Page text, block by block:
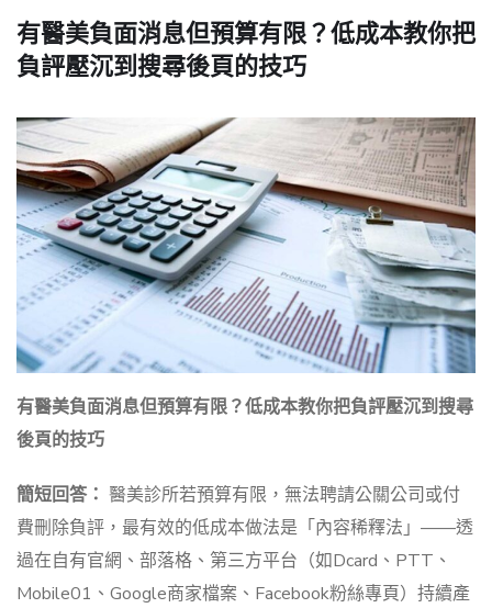
有醫美負面消息但預算有限？低成本教你把
負評壓沉到搜尋後頁的技巧
有醫美負面消息但預算有限？低成本教你把負評壓沉到搜尋
後頁的技巧
簡短回答： 醫美診所若預算有限，無法聘請公關公司或付
費刪除負評，最有效的低成本做法是「內容稀釋法」——透
過在自有官網、部落格、第三方平台（如Dcard、PTT、
Mobile01、Google商家檔案、Facebook粉絲專頁）持續產